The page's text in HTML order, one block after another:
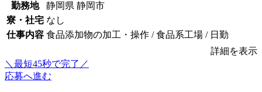
勤務地
静岡県 静岡市
寮・社宅 なし
仕事内容 食品添加物の加工・操作 / 食品系工場 / 日勤
詳細を表示
＼最短45秒で完了／
応募へ進む